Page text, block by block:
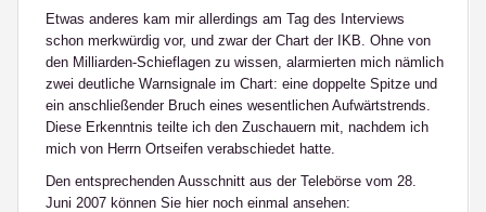
Etwas anderes kam mir allerdings am Tag des Interviews
schon merkwürdig vor, und zwar der Chart der IKB. Ohne von
den Milliarden-Schieflagen zu wissen, alarmierten mich nämlich
zwei deutliche Warnsignale im Chart: eine doppelte Spitze und
ein anschließender Bruch eines wesentlichen Aufwärtstrends.
Diese Erkenntnis teilte ich den Zuschauern mit, nachdem ich
mich von Herrn Ortseifen verabschiedet hatte.
Den entsprechenden Ausschnitt aus der Telebörse vom 28.
Juni 2007 können Sie hier noch einmal ansehen: